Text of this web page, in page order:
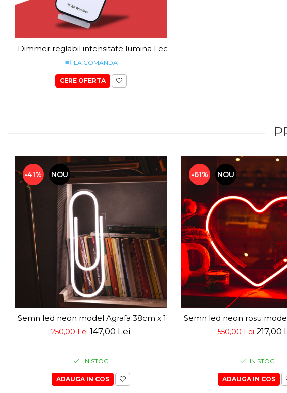
Dimmer reglabil intensitate lumina Led NEON
LA COMANDA
CERE OFERTA
-41% NOU
Semn led neon model Agrafa 38cm x 13cm
250,00 Lei147,00 Lei
IN STOC
ADAUGA IN COS
-61% NOU
Semn led neon rosu
550,00 Lei217,00
IN STOC
ADAUGA IN COS